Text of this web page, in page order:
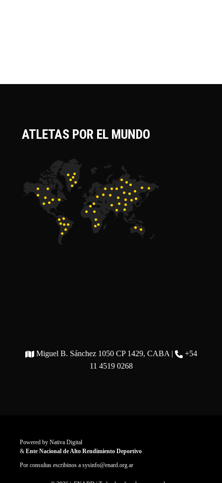
ATLETAS POR EL MUNDO
Miguel B. Sánchez 1050 CP 1429, CABA |
+54
11 4519 0268
Powered by Nativa Digital
& Ente Nacional de Alto Rendimiento Deportivo
Por consultas escribinos a sysinfo@enard.org.ar